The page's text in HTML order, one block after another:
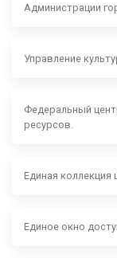
Администрации
Управление
Федеральный
ресурсов.
Единая
Единое окно